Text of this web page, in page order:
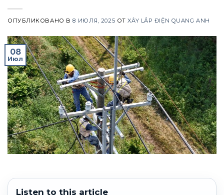
ОПУБЛИКОВАНО В8 ИЮЛЯ, 2025 ОТXÂY LẮP ĐIỆN QUANG ANH
08
Июл
Listen to this article